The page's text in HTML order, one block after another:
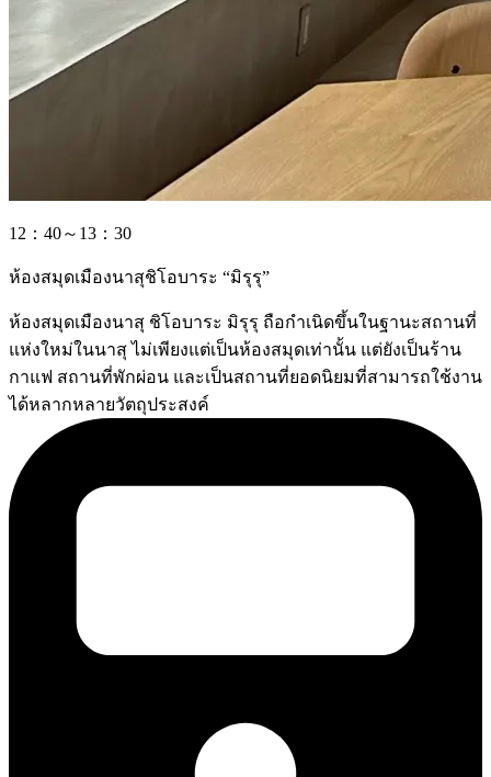
12：40～13：30
ห้องสมุดเมืองนาสุชิโอบาระ “มิรุรุ”
ห้องสมุดเมืองนาสุ ชิโอบาระ มิรุรุ ถือกำเนิดขึ้นในฐานะสถานที่
แห่งใหม่ในนาสุ ไม่เพียงแต่เป็นห้องสมุดเท่านั้น แต่ยังเป็นร้าน
กาแฟ สถานที่พักผ่อน และเป็นสถานที่ยอดนิยมที่สามารถใช้งาน
ได้หลากหลายวัตถุประสงค์